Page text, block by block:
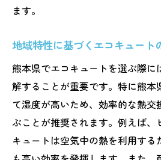
地域特性を活かすエコキ
熊本県の特性を反映し
地域社会に貢献するエ
熊本県の生活にフィッ
熊本県に最適なエコキュー
を
ます。
地域特性に基づくエコキュート
熊本県でエコキュートを選ぶ際に
解することが重要です。特に熊本
て湿度が高いため、効率的な熱交
ぶことが推奨されます。例えば、
キュートは空気中の熱を利用す